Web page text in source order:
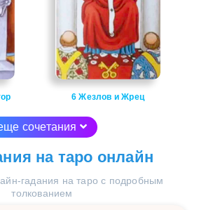
6 Жезлов и Жрец
сочетания
на таро онлайн
гадания на таро с подробным
толкованием